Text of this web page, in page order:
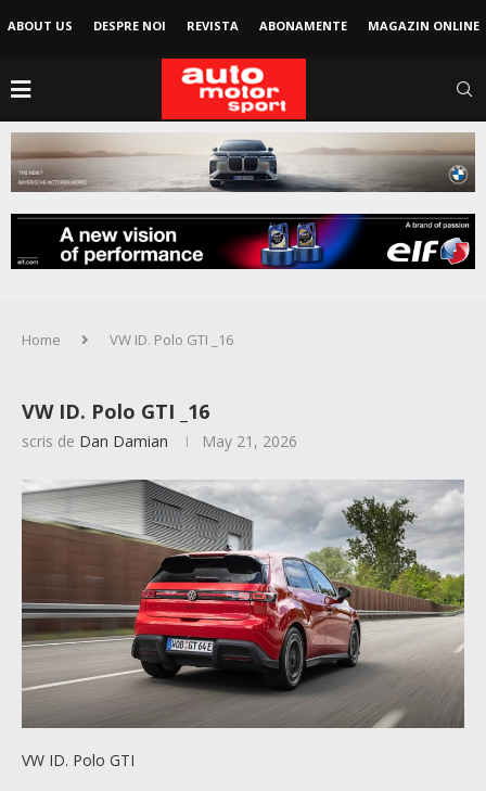
ABOUT US DESPRE NOI REVISTA ABONAMENTE MAGAZIN ONLINE
Home VW ID. Polo GTI _16
VW ID. Polo GTI _16
scris de Dan Damian May 21, 2026
VW ID. Polo GTI